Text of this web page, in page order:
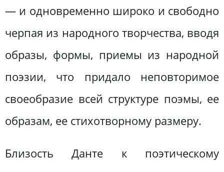
— и одновременно широко и свободно
черпая из народного творчества, вводя
образы, формы, приемы из народной
поэзии, что придало неповторимое
своеобразие всей структуре поэмы, ее
образам, ее стихотворному размеру.
Близость Данте к поэтическому